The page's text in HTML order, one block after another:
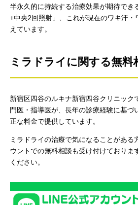
半永久的に持続する治療効果が期待でき
+中央2回照射」、これが現在のワキ汗
えています。
ミラドライに関する無料
新宿区四谷のルキナ新宿四谷クリニック
門医・指導医が、長年の診療経験に基づ
正な料金で提供しています。
ミラドライの治療で気になることがある
ウントでの無料相談も受け付けておりま
ください。